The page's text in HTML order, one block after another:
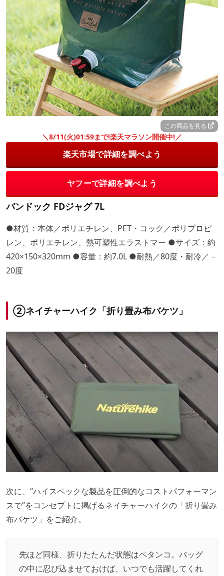
この商品を見る
＼8/11(火)01:59まで!楽天マラソン開催中!／
楽天市場で詳細を調べよう
ヤフーで詳細を調べよう
バンドック FDジャグ 7L
●材質：本体／ポリエチレン、PET・コック／ポリプロピ
レン、ポリエチレン、熱可塑性エラストマー ●サイズ：約
420×150×320mm ●容量：約7.0L ●耐熱／80度・耐冷／－
20度
②ネイチャーハイク「折り畳み布バケツ」
次に、“ハイスペックな製品を圧倒的なコストパフォーマン
スで”をコンセプトに掲げるネイチャーハイクの「折り畳み
布バケツ」をご紹介。
先ほど同様、折りたたんだ状態はペタンコ。バッグ
の中に忍び込ませておけば、いつでも活躍してくれ